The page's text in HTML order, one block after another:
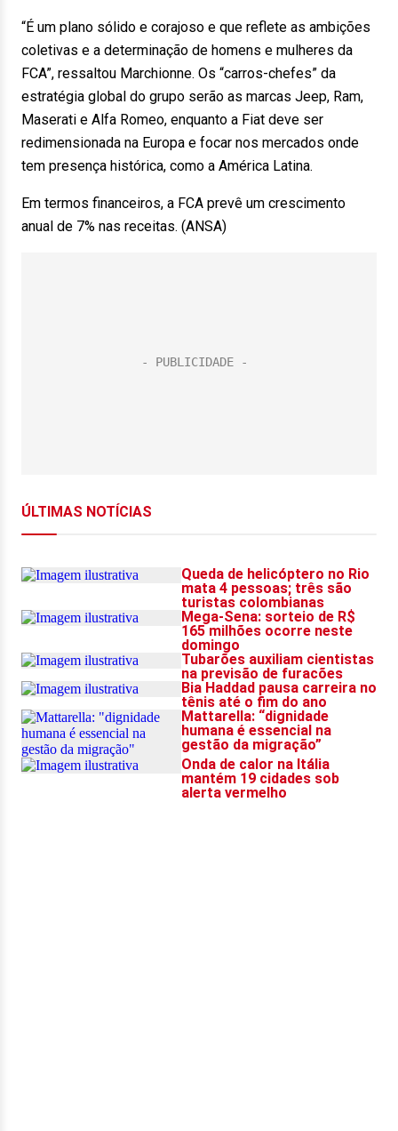
“É um plano sólido e corajoso e que reflete as ambições
coletivas e a determinação de homens e mulheres da
FCA”, ressaltou Marchionne. Os “carros-chefes” da
estratégia global do grupo serão as marcas Jeep, Ram,
Maserati e Alfa Romeo, enquanto a Fiat deve ser
redimensionada na Europa e focar nos mercados onde
tem presença histórica, como a América Latina.
Em termos financeiros, a FCA prevê um crescimento
anual de 7% nas receitas. (ANSA)